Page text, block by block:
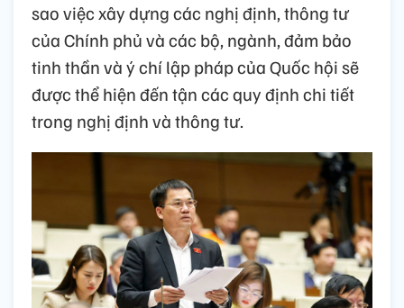
sao việc xây dựng các nghị định, thông tư
của Chính phủ và các bộ, ngành, đảm bảo
tinh thần và ý chí lập pháp của Quốc hội sẽ
được thể hiện đến tận các quy định chi tiết
trong nghị định và thông tư.